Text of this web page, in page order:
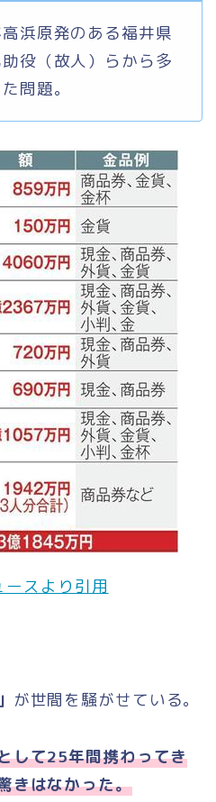
浜原発のある福井県
役（故人）らから多
問題。
ースより引用
が世間を騒がせている。
して25年間携わってき
きはなかった。